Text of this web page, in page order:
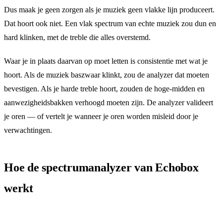
Dus maak je geen zorgen als je muziek geen vlakke lijn produceert.
Dat hoort ook niet. Een vlak spectrum van echte muziek zou dun en
hard klinken, met de treble die alles overstemd.
Waar je in plaats daarvan op moet letten is consistentie met wat je
hoort. Als de muziek baszwaar klinkt, zou de analyzer dat moeten
bevestigen. Als je harde treble hoort, zouden de hoge-midden en
aanwezigheidsbakken verhoogd moeten zijn. De analyzer valideert
je oren — of vertelt je wanneer je oren worden misleid door je
verwachtingen.
Hoe de spectrumanalyzer van Echobox
werkt